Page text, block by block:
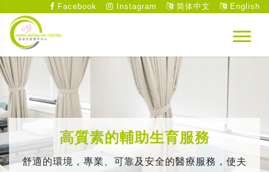
Facebook Instagram 简体中文 English
高質素的輔助生育服務
舒適的環境，專業、可靠及安全的醫療服務，使夫